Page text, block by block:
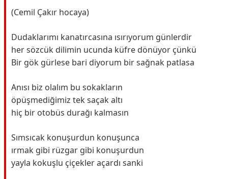
(Cemil Çakır hocaya)
Dudaklarımı kanatırcasına ısırıyorum günlerdir
her sözcük dilimin ucunda küfre dönüyor çünkü
Bir gök gürlese bari diyorum bir sağnak patlasa
Anısı biz olalım bu sokakların
öpüşmediğimiz tek saçak altı
hiç bir otobüs durağı kalmasın
Sımsıcak konuşurdun konuşunca
ırmak gibi rüzgar gibi konuşurdun
yayla kokuşlu çiçekler açardı sanki